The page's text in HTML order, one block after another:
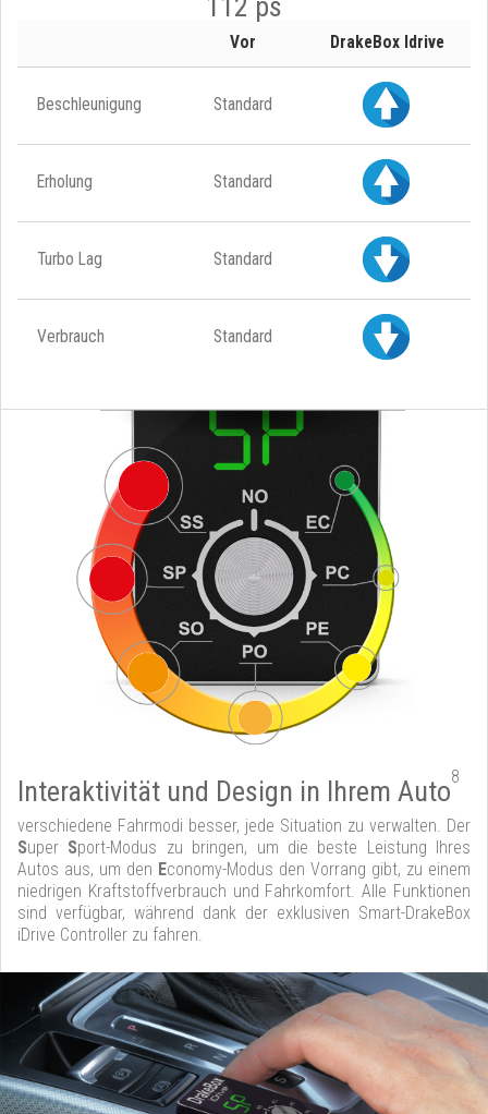
Vor DrakeBox Idrive
Beschleunigung Standard
Erholung Standard
Turbo Lag Standard
Verbrauch Standard
Interaktivität und Design in Ihrem Auto8
verschiedene Fahrmodi besser, jede Situation zu verwalten. Der
Super Sport-Modus zu bringen, um die beste Leistung Ihres
Autos aus, um den Economy-Modus den Vorrang gibt, zu einem
niedrigen Kraftstoffverbrauch und Fahrkomfort. Alle Funktionen
sind verfügbar, während dank der exklusiven Smart-DrakeBox
iDrive Controller zu fahren.